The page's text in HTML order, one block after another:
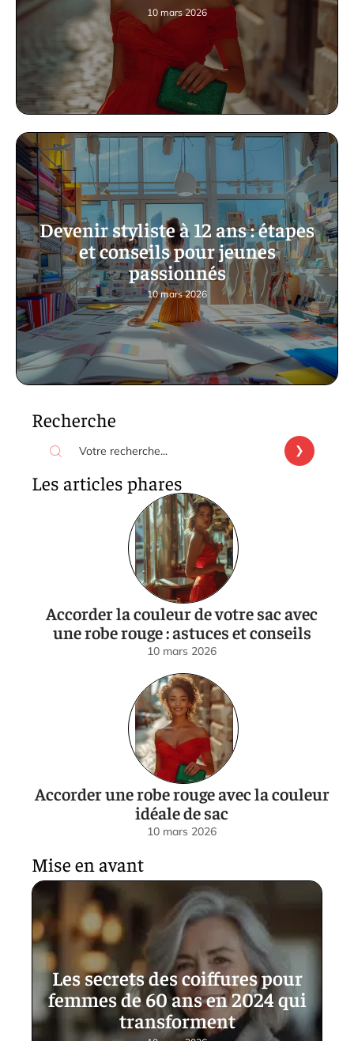
10 mars 2026
Devenir styliste à 12 ans : étapes
et conseils pour jeunes
passionnés
10 mars 2026
Recherche
Les articles phares
Accorder la couleur de votre sac avec
une robe rouge : astuces et conseils
10 mars 2026
Accorder une robe rouge avec la couleur
idéale de sac
10 mars 2026
Mise en avant
Les secrets des coiffures pour
femmes de 60 ans en 2024 qui
transforment